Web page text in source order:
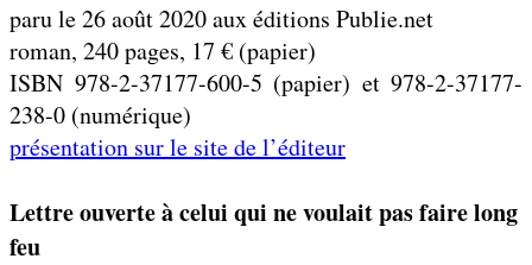
paru le 26 août 2020 aux éditions Publie.net
roman, 240 pages, 17 € (papier)
ISBN 978-2-37177-600-5 (papier) et 978-2-37177-
238-0 (numérique)
présentation sur le site de l’éditeur
Lettre ouverte à celui qui ne voulait pas faire long
feu